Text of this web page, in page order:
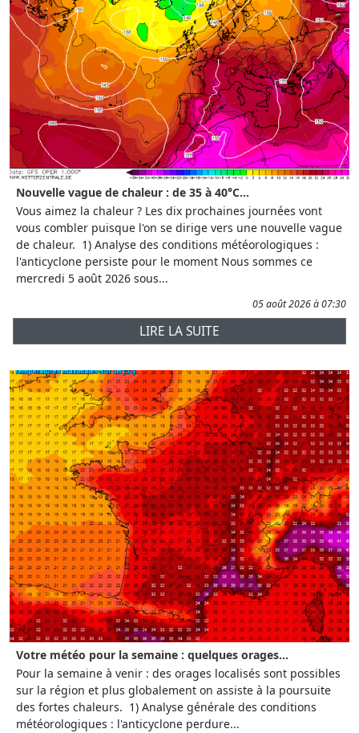
Nouvelle vague de chaleur : de 35 à 40°C...
Vous aimez la chaleur ? Les dix prochaines journées vont
vous combler puisque l'on se dirige vers une nouvelle vague
de chaleur. 1) Analyse des conditions météorologiques :
l'anticyclone persiste pour le moment Nous sommes ce
mercredi 5 août 2026 sous...
05 août 2026 à 07:30
LIRE LA SUITE
Votre météo pour la semaine : quelques orages...
Pour la semaine à venir : des orages localisés sont possibles
sur la région et plus globalement on assiste à la poursuite
des fortes chaleurs. 1) Analyse générale des conditions
météorologiques : l'anticyclone perdure...